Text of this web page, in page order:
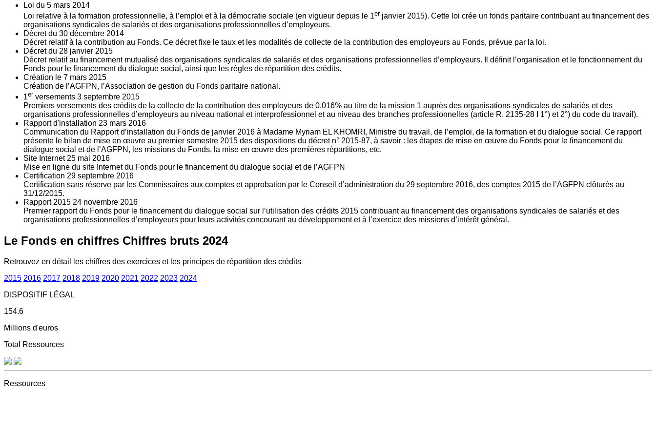
Loi du 5 mars 2014
Loi relative à la formation professionnelle, à l’emploi et à la démocratie sociale (en vigueur depuis le 1er janvier 2015). Cette loi crée un fonds paritaire contribuant au financement des
organisations syndicales de salariés et des organisations professionnelles d’employeurs.
Décret du 30 décembre 2014
Décret relatif à la contribution au Fonds. Ce décret fixe le taux et les modalités de collecte de la contribution des employeurs au Fonds, prévue par la loi.
Décret du 28 janvier 2015
Décret relatif au financement mutualisé des organisations syndicales de salariés et des organisations professionnelles d’employeurs. Il définit l’organisation et le fonctionnement du
Fonds pour le financement du dialogue social, ainsi que les règles de répartition des crédits.
Création le 7 mars 2015
Création de l’AGFPN, l’Association de gestion du Fonds paritaire national.
1er versements 3 septembre 2015
Premiers versements des crédits de la collecte de la contribution des employeurs de 0,016% au titre de la mission 1 auprès des organisations syndicales de salariés et des
organisations professionnelles d’employeurs au niveau national et interprofessionnel et au niveau des branches professionnelles (article R. 2135‐28 I 1°) et 2°) du code du travail).
Rapport d'installation 23 mars 2016
Communication du Rapport d’installation du Fonds de janvier 2016 à Madame Myriam EL KHOMRI, Ministre du travail, de l’emploi, de la formation et du dialogue social. Ce rapport
présente le bilan de mise en œuvre au premier semestre 2015 des dispositions du décret n° 2015-87, à savoir : les étapes de mise en œuvre du Fonds pour le financement du
dialogue social et de l’AGFPN, les missions du Fonds, la mise en œuvre des premières répartitions, etc.
Site Internet 25 mai 2016
Mise en ligne du site Internet du Fonds pour le financement du dialogue social et de l’AGFPN
Certification 29 septembre 2016
Certification sans réserve par les Commissaires aux comptes et approbation par le Conseil d’administration du 29 septembre 2016, des comptes 2015 de l’AGFPN clôturés au
31/12/2015.
Rapport 2015 24 novembre 2016
Premier rapport du Fonds pour le financement du dialogue social sur l’utilisation des crédits 2015 contribuant au financement des organisations syndicales de salariés et des
organisations professionnelles d’employeurs pour leurs activités concourant au développement et à l’exercice des missions d’intérêt général.
Le Fonds en chiffres Chiffres bruts 2024
Retrouvez en détail les chiffres des exercices et les principes de répartition des crédits
2015 2016 2017 2018 2019 2020 2021 2022 2023 2024
DISPOSITIF LÉGAL
154.6
Millions d'euros
Total Ressources
Ressources